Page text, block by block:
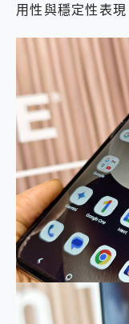
用性與穩定性表現